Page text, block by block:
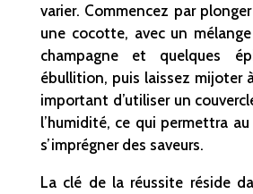
varier. Commencez par
une cocotte, avec un
champagne et quelques
ébullition, puis laissez mijoter
important d’utiliser un
l’humidité, ce qui permettra
s’imprégner des saveurs.
La clé de la réussite réside